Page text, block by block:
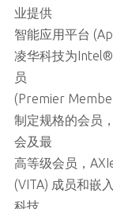
业提供
智能应用平台
凌华科技为
员
(Premier
制定规格的会员
会及最
高等级会员，
(VITA) 成员和嵌
科技